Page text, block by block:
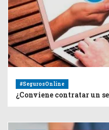
#SegurosOnline
¿Conviene contratar un